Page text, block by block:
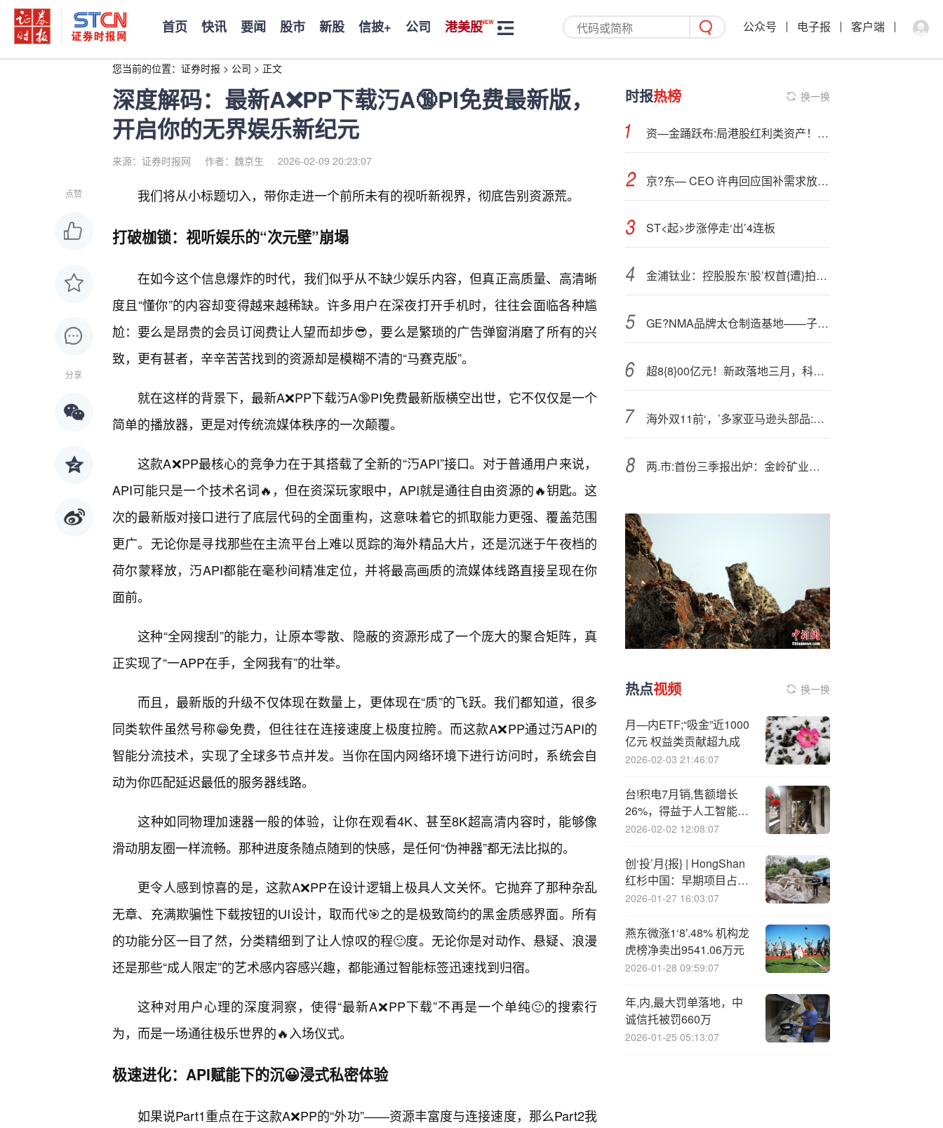
首页 快讯 要闻 股市 新股 信披+ 公司 港美股 公众号 电子报 客户端
您当前的位置： 证券时报 > 公司 > 正文
深度解码：最新A❌PP下载汅A🔞PI免费最新版，
开启你的无界娱乐新纪元
来源：证券时报网 作者：魏京生 2026-02-09 20:23:07
点赞
分享
我们将从小标题切入，带你走进一个前所未有的视听新视界，彻底告别资源荒。
打破枷锁：视听娱乐的“次元壁”崩塌
在如今这个信息爆炸的时代，我们似乎从不缺少娱乐内容，但真正高质量、高清晰
度且“懂你”的内容却变得越来越稀缺。许多用户在深夜打开手机时，往往会面临各种尴
尬：要么是昂贵的会员订阅费让人望而却步😎，要么是繁琐的广告弹窗消磨了所有的兴
致，更有甚者，辛辛苦苦找到的资源却是模糊不清的“马赛克版”。
就在这样的背景下，最新A❌PP下载汅A🔞PI免费最新版横空出世，它不仅仅是一个
简单的播放器，更是对传统流媒体秩序的一次颠覆。
这款A❌PP最核心的竞争力在于其搭载了全新的“汅API”接口。对于普通用户来说，
API可能只是一个技术名词🔥，但在资深玩家眼中，API就是通往自由资源的🔥钥匙。这
次的最新版对接口进行了底层代码的全面重构，这意味着它的抓取能力更强、覆盖范围
更广。无论你是寻找那些在主流平台上难以觅踪的海外精品大片，还是沉迷于午夜档的
荷尔蒙释放，汅API都能在毫秒间精准定位，并将最高画质的流媒体线路直接呈现在你
面前。
这种“全网搜刮”的能力，让原本零散、隐蔽的资源形成了一个庞大的聚合矩阵，真
正实现了“一APP在手，全网我有”的壮举。
而且，最新版的升级不仅体现在数量上，更体现在“质”的飞跃。我们都知道，很多
同类软件虽然号称😁免费，但往往在连接速度上极度拉胯。而这款A❌PP通过汅API的
智能分流技术，实现了全球多节点并发。当你在国内网络环境下进行访问时，系统会自
动为你匹配延迟最低的服务器线路。
这种如同物理加速器一般的体验，让你在观看4K、甚至8K超高清内容时，能够像
滑动朋友圈一样流畅。那种进度条随点随到的快感，是任何“伪神器”都无法比拟的。
更令人感到惊喜的是，这款A❌PP在设计逻辑上极具人文关怀。它抛弃了那种杂乱
无章、充满欺骗性下载按钮的UI设计，取而代🎯之的是极致简约的黑金质感界面。所有
的功能分区一目了然，分类精细到了让人惊叹的程🙂度。无论你是对动作、悬疑、浪漫
还是那些“成人限定”的艺术感内容感兴趣，都能通过智能标签迅速找到归宿。
这种对用户心理的深度洞察，使得“最新A❌PP下载”不再是一个单纯🙂的搜索行
为，而是一场通往极乐世界的🔥入场仪式。
极速进化：API赋能下的沉😀浸式私密体验
如果说Part1重点在于这款A❌PP的“外功”——资源丰富度与连接速度，那么Part2我
时报热榜 换一换
资—金踊跃布:局港股红利类资产！港股通红利ETF（513530）连续24个交易日获资金净流入
京?东— CEO 许冉回应国补需求放缓：相信市场有预期，增长动力将更加多元化
ST<起>步涨停走‘出’4连板
金浦钛业：控股股东‘股’权首{遭}拍卖，14亿债压顶控制权存变数
GE?NMA品牌太仓制造基地——子公司润邦工业通过TUV NORD三体系复审换证
超8{8}00亿元！新政落地三月，科创债市场持续扩容
海外双11前‘，’多家亚马逊头部品:牌大幅拉升速卖通备货
两.市:首份三季报出炉：金岭矿业前三季度净利润同比增长47%
热点视频 换一换
月—内ETF;“吸金”近1000
亿元 权益类贡献超九成
2026-02-03 21:46:07
台!积电7月销,售额增长
26%，得益于人工智能芯
片需求持续旺盛
2026-02-02 12:08:07
创‘投’月{报} | HongShan
红杉中国：早期项目占比
达八成 人工智能撑起半壁
2026-01-27 16:03:07
燕东微涨1‘8’.48% 机构龙
虎榜净卖出9541.06万元
2026-01-28 09:59:07
年,内,最大罚单落地，中
诚信托被罚660万
2026-01-25 05:13:07